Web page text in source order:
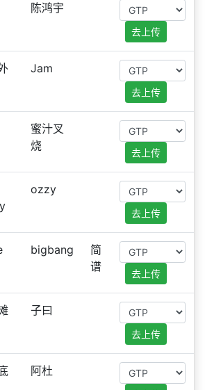
陈鸿宇
去上传
Jam
去上传
蜜汁叉
烧
去上传
ozzy
去上传
bigbang
简
谱
去上传
子曰
去上传
阿杜